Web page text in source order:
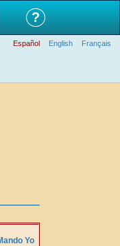
?
Español English Français
Yo